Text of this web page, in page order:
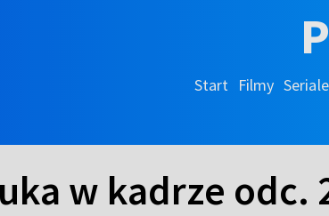
Start Filmy Seriale
w kadrze